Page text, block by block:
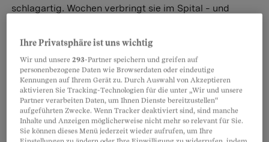
schlagartig. Wochen verbringt sie im Spital – und
Jasmine Helbling
Unnötige medizinische Behandlungen
Muss das wirklich sein?
Nicht alles, was medizinisch machbar
ist, ist auch sinnvoll. Tipps, wie
Ihre Privatsphäre ist uns wichtig
Wir und unsere293-Partner speichern und greifen auf
personenbezogene Daten wie Browserdaten oder eindeutige
Kennungen auf Ihrem Gerät zu. Durch Auswahl von Akzeptieren
aktivieren Sie Tracking-Technologien für die unter „Wir und unsere
Partner verarbeiten Daten, um Ihnen Dienste bereitzustellen“
aufgeführten Zwecke. Wenn Tracker deaktiviert sind, sind manche
Inhalte und Anzeigen möglicherweise nicht mehr so relevant für Sie.
Sie können dieses Menü jederzeit wieder aufrufen, um Ihre